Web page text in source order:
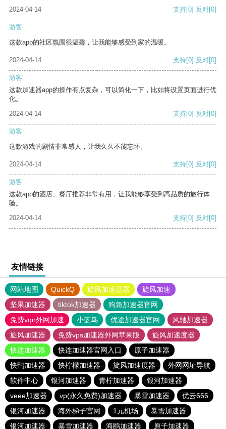
2024-04-14 支持[0] 反对[0]
游客
这款app的社区氛围很温馨，让我能够感受到家的温暖。
2024-04-14 支持[0] 反对[0]
游客
这款加速器app的操作有点复杂，可以简化一下，比如将设置页面进行优
化。
2024-04-14
支持[0] 反对[0]
游客
这款游戏的剧情非常感人，让我久久不能忘怀。
2024-04-14 支持[0] 反对[0]
游客
这款app的酒店、餐厅推荐非常有用，让我能够享受到高品质的旅行体
验。
2024-04-14
支持[0] 反对[0]
友情链接
网站地图 QuickQ 旋风加速度器
旋风加速
坚果加速器
tiktok加速器
狗急加速器官网
免费vqn外网加速
小蓝鸟 优途加速器官网
风驰加速器
旋风加速器
免费vps加速器外网苹果版
旋风加速度器
快连加速器
快连加速器官网入口
原子加速器
快鸭加速器
快柠檬加速器 旋风加速度器
外网网址导航
软件中心
银河加速器 青柠加速器
银河加速器
veee加速器
vp(永久免费)加速器 暴雪加速器
优云666
银河加速器
海外梯子官网 1元机场
暴雪加速器
银河加速器
暴雪加速器 海鸥加速器 原子加速器